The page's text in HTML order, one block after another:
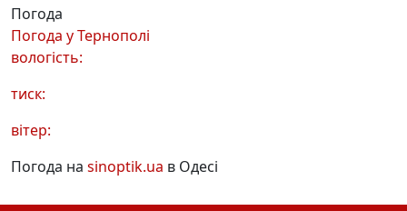
Погода
Погода уТернополі
вологість:
тиск:
вітер:
Погода на sinoptik.ua в Одесі